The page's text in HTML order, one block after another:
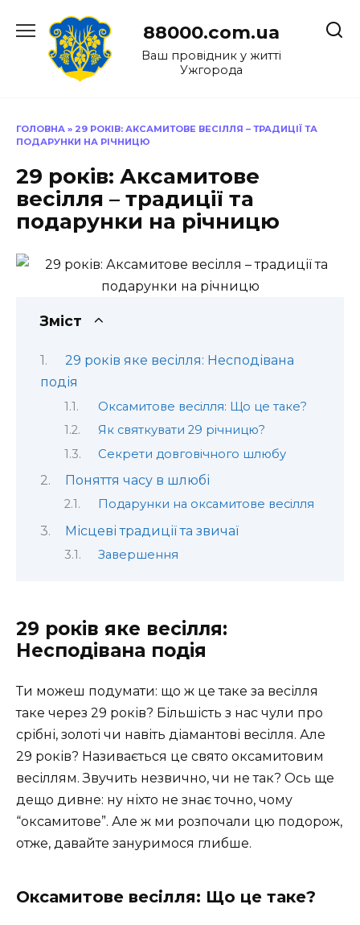
до
88000.com.ua
Ваш провідник у житті
Ужгорода
ГОЛОВНА » 29 РОКІВ: АКСАМИТОВЕ ВЕСІЛЛЯ – ТРАДИЦІЇ ТА
ПОДАРУНКИ НА РІЧНИЦЮ
29 років: Аксамитове
весілля – традиції та
подарунки на річницю
Зміст
29 років яке весілля: Несподівана
подія
Оксамитове весілля: Що це таке?
Як святкувати 29 річницю?
Секрети довговічного шлюбу
Поняття часу в шлюбі
Подарунки на оксамитове весілля
Місцеві традиції та звичаї
Завершення
29 років яке весілля:
Несподівана подія
Ти можеш подумати: що ж це таке за весілля
таке через 29 років? Більшість з нас чули про
срібні, золоті чи навіть діамантові весілля. Але
29 років? Називається це свято оксамитовим
весіллям. Звучить незвично, чи не так? Ось ще
дещо дивне: ну ніхто не знає точно, чому
“оксамитове”. Але ж ми розпочали цю подорож,
отже, давайте зануримося глибше.
Оксамитове весілля: Що це таке?